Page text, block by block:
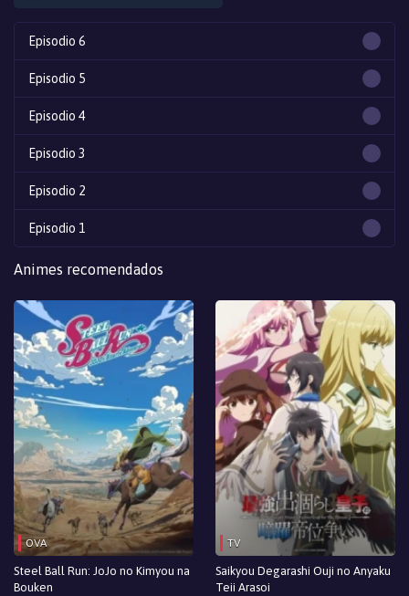
Episodio 6
Episodio 5
Episodio 4
Episodio 3
Episodio 2
Episodio 1
Animes recomendados
OVA
Steel Ball Run: JoJo no Kimyou na
Bouken
TV
Saikyou Degarashi Ouji no Anyaku
Teii Arasoi